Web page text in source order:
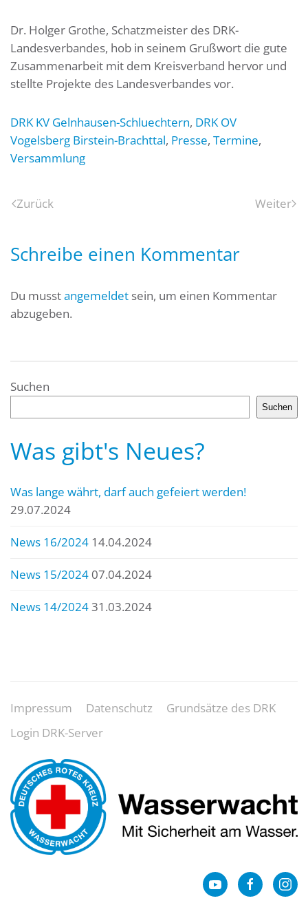
Dr. Holger Grothe, Schatzmeister des DRK-
Landesverbandes, hob in seinem Grußwort die gute
Zusammenarbeit mit dem Kreisverband hervor und
stellte Projekte des Landesverbandes vor.
DRK KV Gelnhausen-Schluechtern, DRK OV
Vogelsberg Birstein-Brachttal, Presse, Termine,
Versammlung
Zurück Weiter
Schreibe einen Kommentar
Du musstangemeldet sein, um einen Kommentar
abzugeben.
Suchen
Suchen
Was gibt's Neues?
Was lange währt, darf auch gefeiert werden!
29.07.2024
News 16/2024 14.04.2024
News 15/2024 07.04.2024
News 14/202431.03.2024
Impressum Datenschutz
Grundsätze des DRK
Login DRK-Server